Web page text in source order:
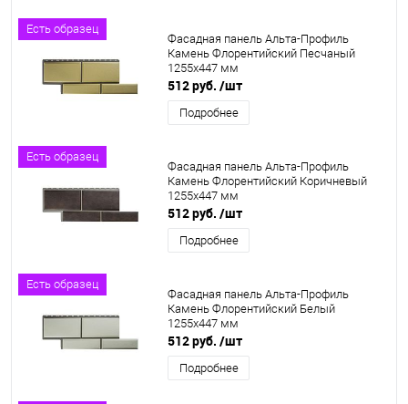
Есть образец
Фасадная панель Альта-Профиль
Камень Флорентийский Песчаный
1255х447 мм
512 руб. /шт
Подробнее
Есть образец
Фасадная панель Альта-Профиль
Камень Флорентийский Коричневый
1255х447 мм
512 руб. /шт
Подробнее
Есть образец
Фасадная панель Альта-Профиль
Камень Флорентийский Белый
1255х447 мм
512 руб. /шт
Подробнее